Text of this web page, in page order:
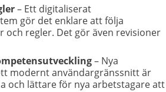
– Ett digitaliserat
gör det enklare att följa
och regler. Det gör även revisioner
– Nya
modernt användargränssnitt är
och lättare för nya arbetstagare att